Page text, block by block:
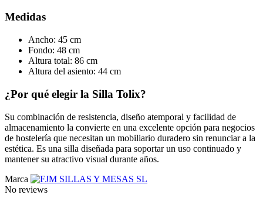
Medidas
Ancho: 45 cm
Fondo: 48 cm
Altura total: 86 cm
Altura del asiento: 44 cm
¿Por qué elegir la Silla Tolix?
Su combinación de resistencia, diseño atemporal y facilidad de
almacenamiento la convierte en una excelente opción para negocios
de hostelería que necesitan un mobiliario duradero sin renunciar a la
estética. Es una silla diseñada para soportar un uso continuado y
mantener su atractivo visual durante años.
Marca
No reviews